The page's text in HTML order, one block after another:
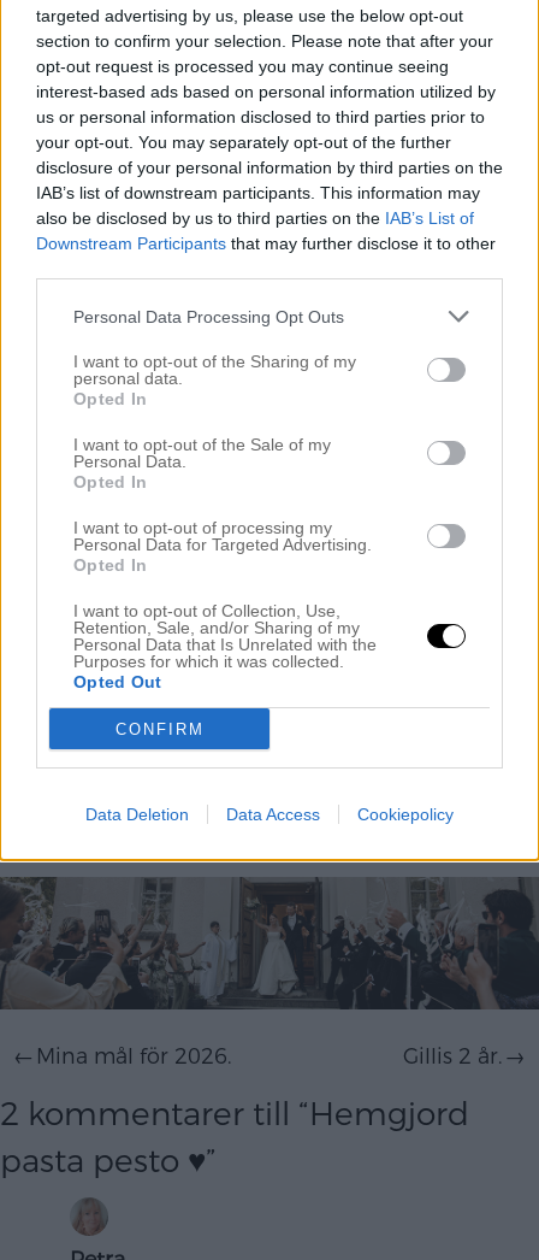
targeted advertising by us, please use the below opt-out
section to confirm your selection. Please note that after your
opt-out request is processed you may continue seeing
interest-based ads based on personal information utilized by
us or personal information disclosed to third parties prior to
your opt-out. You may separately opt-out of the further
disclosure of your personal information by third parties on the
IAB’s list of downstream participants. This information may
also be disclosed by us to third parties on the IAB’s List of
Downstream Participants that may further disclose it to other
Personal Data Processing Opt Outs
I want to opt-out of the Sharing of my
personal data.
Opted In
I want to opt-out of the Sale of my
Personal Data.
Opted In
I want to opt-out of processing my
Personal Data for Targeted Advertising.
Opted In
I want to opt-out of Collection, Use,
Retention, Sale, and/or Sharing of my
Personal Data that Is Unrelated with the
Purposes for which it was collected.
Opted Out
CONFIRM
Data Deletion Data Access Cookiepolicy
så rostar du dina solrosfrön i en torr stekpanna tills de blivit
gyllene.
När pastavattnet kokar slänger du i pastan och under tiden
gör du färdigt din pesto. Häll dina rostade solrosfrön (spara
liiite till garnering), riven parmesan, olivolja och nästan hela
krukan basilika i en bunke (spar några blad basilika till
garnering). Mixa till en slät kräm med hjälp av en stavmixer
(tillsätt liiite vatten om det behövs). När pastan kokat tills
vattnet). I pasta-kastrullen lägger du sedan i all din pesto
ordentligt på svag värme så att peston blandas med
pastavattnet och pastan tills hela din pasta är täckt av ett
råkar du hälla i lite för mycket vatten så höj bara
temperaturen på kastrullen och rör tills vattnet kokat
Lägg sedan upp på tallrik vid servering, lägg på burrata,
olivolja och ev. nymald svartpeppar. Ät direkt och njut ♥
Share this article - choose your platform:
Inläggsnavigering
Mina mål för 2026. Gillis 2 år.
2 kommentarer till “Hemgjord
pasta pesto ♥”